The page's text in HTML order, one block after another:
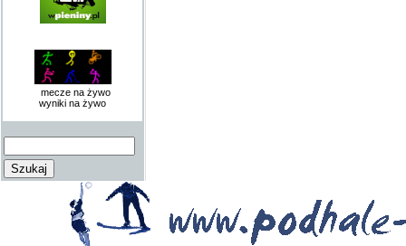
mecze na żywo
wyniki na żywo